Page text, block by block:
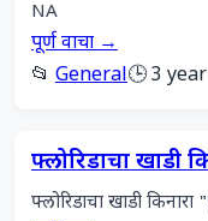
NA
पूर्ण वाचा →
📂 General🕒 3
फ्लोरिडाचा खाडी
फ्लोरिडाचा खाडी